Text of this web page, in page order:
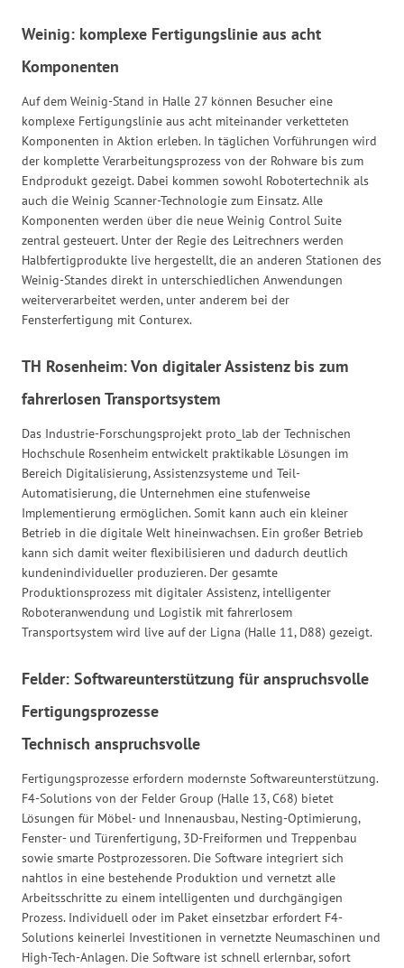
Weinig: komplexe Fertigungslinie aus acht
Komponenten
Auf dem Weinig-Stand in Halle 27 können Besucher eine
komplexe Fertigungslinie aus acht miteinander verketteten
Komponenten in Aktion erleben. In täglichen Vorführungen wird
der komplette Verarbeitungsprozess von der Rohware bis zum
Endprodukt gezeigt. Dabei kommen sowohl Robotertechnik als
auch die Weinig Scanner-Technologie zum Einsatz. Alle
Komponenten werden über die neue Weinig Control Suite
zentral gesteuert. Unter der Regie des Leitrechners werden
Halbfertigprodukte live hergestellt, die an anderen Stationen des
Weinig-Standes direkt in unterschiedlichen Anwendungen
weiterverarbeitet werden, unter anderem bei der
Fensterfertigung mit Conturex.
TH Rosenheim: Von digitaler Assistenz bis zum
fahrerlosen Transportsystem
Das Industrie-Forschungsprojekt proto_lab der Technischen
Hochschule Rosenheim entwickelt praktikable Lösungen im
Bereich Digitalisierung, Assistenzsysteme und Teil-
Automatisierung, die Unternehmen eine stufenweise
Implementierung ermöglichen. Somit kann auch ein kleiner
Betrieb in die digitale Welt hineinwachsen. Ein großer Betrieb
kann sich damit weiter flexibilisieren und dadurch deutlich
kundenindividueller produzieren. Der gesamte
Produktionsprozess mit digitaler Assistenz, intelligenter
Roboteranwendung und Logistik mit fahrerlosem
Transportsystem wird live auf der Ligna (Halle 11, D88) gezeigt.
Felder: Softwareunterstützung für anspruchsvolle
Fertigungsprozesse
Technisch anspruchsvolle
Fertigungsprozesse erfordern modernste Softwareunterstützung.
F4-Solutions von der Felder Group (Halle 13, C68) bietet
Lösungen für Möbel- und Innenausbau, Nesting-Optimierung,
Fenster- und Türenfertigung, 3D-Freiformen und Treppenbau
sowie smarte Postprozessoren. Die Software integriert sich
nahtlos in eine bestehende Produktion und vernetzt alle
Arbeitsschritte zu einem intelligenten und durchgängigen
Prozess. Individuell oder im Paket einsetzbar erfordert F4-
Solutions keinerlei Investitionen in vernetzte Neumaschinen und
High-Tech-Anlagen. Die Software ist schnell erlernbar, sofort